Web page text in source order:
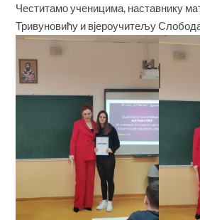
Честитамо ученицима, наставнику
Тривуновићу и вјероучитељу